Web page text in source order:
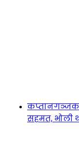
सहमत, भोली